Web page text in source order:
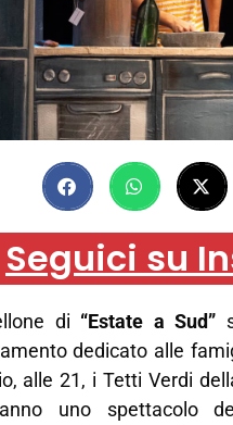
Seguici su
di “Estate a Sud”
dedicato alle
alle 21, i Tetti Verdi
uno spettacolo